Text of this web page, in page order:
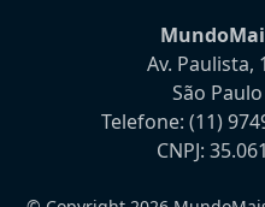
Av. Paulista,
São
Telefone: (11)
CNPJ: